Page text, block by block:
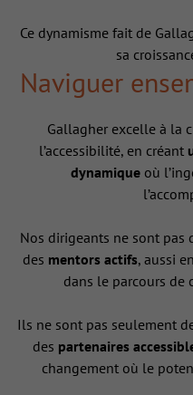
Ce dynamisme fait de
sa
Naviguer
Gallagher excelle à la
l’accessibilité, en créant
dynamique où
Nos dirigeants ne sont pas
des mentors actifs, aussi
dans le parcours de
Ils ne sont pas seulement
des partenaires
changement où le